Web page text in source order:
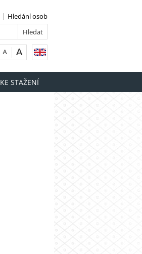
Hledání osob
KE STAŽENÍ